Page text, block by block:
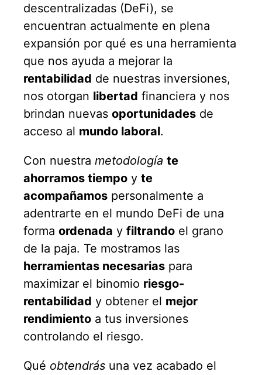
descentralizadas (DeFi), se
encuentran actualmente en plena
expansión por qué es una herramienta
que nos ayuda a mejorar la
rentabilidad de nuestras inversiones,
nos otorgan libertad financiera y nos
brindan nuevas oportunidades de
acceso al mundo laboral.
Con nuestra metodología te
ahorramos tiempo y te
acompañamos personalmente a
adentrarte en el mundo DeFi de una
forma ordenada y filtrando el grano
de la paja. Te mostramos las
herramientas necesarias para
maximizar el binomio riesgo-
rentabilidad y obtener el mejor
rendimiento a tus inversiones
controlando el riesgo.
Qué obtendrás una vez acabado el